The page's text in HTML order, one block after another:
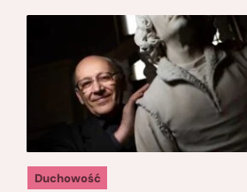
Duchowość